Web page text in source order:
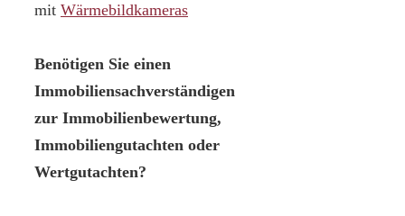
mit Wärmebildkameras
Benötigen Sie einen
Immobiliensachverständigen
zur Immobilienbewertung,
Immobiliengutachten oder
Wertgutachten?